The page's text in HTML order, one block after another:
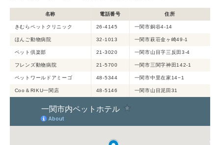
名称 電話番号 住所
きむらペットクリニック 26-4145 一関市銅谷4-14
ほんご動物病院 32-1013 一関市萩荘金ヶ崎49-1
ペット倶楽部 21-3020 一関市山目字三反田3-4
フレンズ動物病院 21-5700 一関市三関字神田142-1
ペットワールドアミーゴ 48-5344 一関市中里在家14−1
Coo＆RIKU一関店 48-5146 一関市山目泥田31